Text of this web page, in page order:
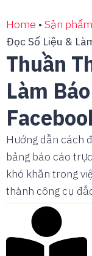
Home • Sản phẩm
Đọc Số Liệu &
Thuần
Làm
Hướng dẫn cách
bảng báo cáo
khó khăn trong
thành công cụ